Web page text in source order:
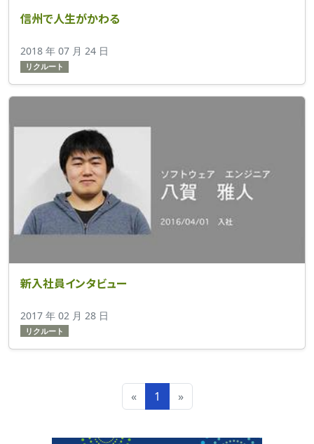
信州で人生がかわる
2018 年 07 月 24 日
リクルート
新入社員インタビュー
2017 年 02 月 28 日
リクルート
« 1 »